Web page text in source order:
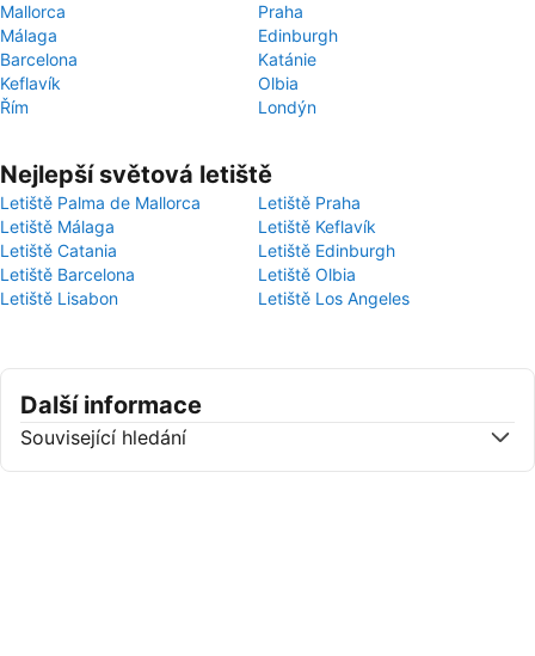
Mallorca
Praha
Málaga
Edinburgh
Barcelona
Katánie
Keflavík
Olbia
Řím
Londýn
Nejlepší světová letiště
Letiště Palma de Mallorca
Letiště Praha
Letiště Málaga
Letiště Keflavík
Letiště Catania
Letiště Edinburgh
Letiště Barcelona
Letiště Olbia
Letiště Lisabon
Letiště Los Angeles
Další informace
Související hledání